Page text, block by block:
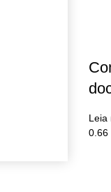
Leia